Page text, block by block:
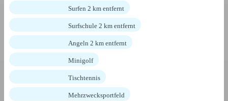
Surfen 2 km entfernt
Surfschule 2 km entfernt
Angeln 2 km entfernt
Minigolf
Tischtennis
Mehrzwecksportfeld